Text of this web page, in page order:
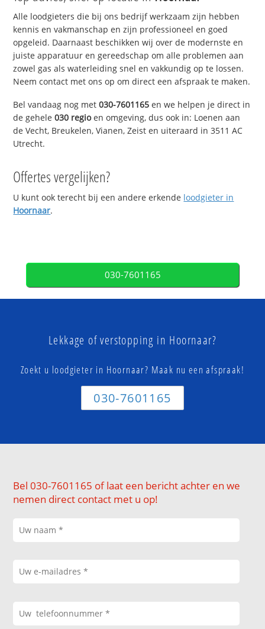
Alle loodgieters die bij ons bedrijf werkzaam zijn hebben
kennis en vakmanschap en zijn professioneel en goed
opgeleid. Daarnaast beschikken wij over de modernste en
juiste apparatuur en gereedschap om alle problemen aan
zowel gas als waterleiding snel en vakkundig op te lossen.
Neem contact met ons op om direct een afspraak te maken.
Bel vandaag nog met030-7601165 en we helpen je direct in
de gehele030 regioen omgeving, dus ook in: Loenen aan
de Vecht, Breukelen, Vianen, Zeist en uiteraard in 3511 AC
Utrecht.
Offertes vergelijken?
U kunt ook terecht bij een andere erkende loodgieter in
Hoornaar.
030-7601165
Lekkage of verstopping in Hoornaar?
Zoekt u loodgieter in Hoornaar? Maak nu een afspraak!
030-7601165
Bel 030-7601165 of laat een bericht achter en we
nemen direct contact met u op!